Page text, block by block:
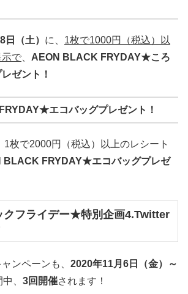
（土） に、 1枚で1000円（税込）以
示で
AEON BLACK FRYDAY★ころ
ゼント！
エコバッグプレゼント！
1枚で2000円（税込）以上のレシート
BLACK FRYDAY★エコバッグプレゼ
クフライデー★特別企画4.Twitter
ンペーンも、 2020年11月6日（金）～
、 3回開催されます！